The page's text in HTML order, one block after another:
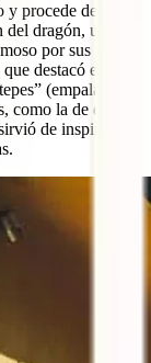
procede del
dragón, una
por sus
destacó el
(empalador).
como la de que le
de inspiración